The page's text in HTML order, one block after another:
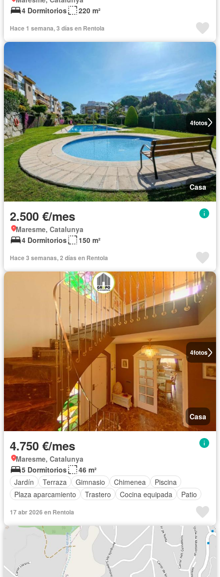
4 Dormitorios
220 m²
Hace 1 semana, 3 días en Rentola
4fotos
Casa
2.500 €/mes
Maresme, Catalunya
4 Dormitorios
150 m²
Hace 3 semanas, 2 días en Rentola
4fotos
Casa
4.750 €/mes
Maresme, Catalunya
5 Dormitorios
46 m²
Jardín
Terraza Gimnasio Chimenea
Piscina
Plaza aparcamiento
Trastero Cocina equipada Patio
17 abr 2026 en Rentola